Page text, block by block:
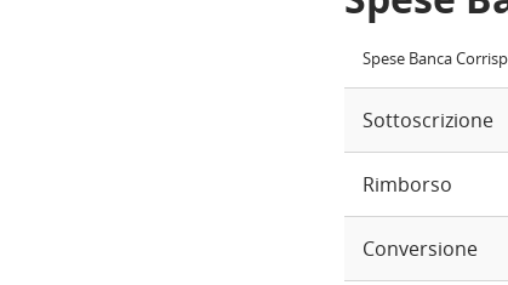
Spese Banca
Sottoscrizione
Rimborso
Conversione